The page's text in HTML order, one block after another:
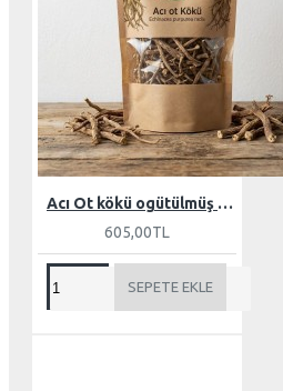
Acı Ot kökü ogütülmüş 100 gr
605,00TL
SEPETE EKLE